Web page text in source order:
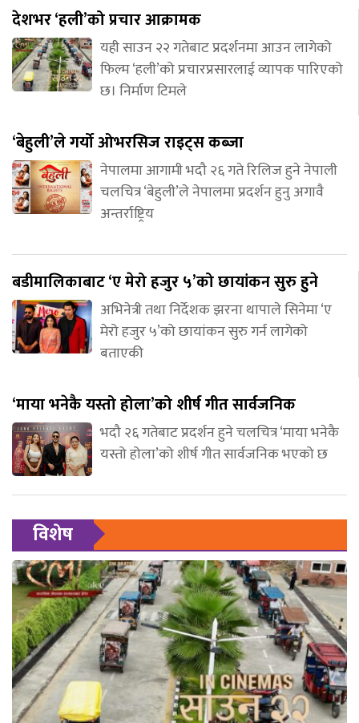
देशभर ‘हली’को प्रचार आक्रामक
यही साउन २२ गतेबाट प्रदर्शनमा आउन लागेको
फिल्म ‘हली’को प्रचारप्रसारलाई व्यापक पारिएको
छ। निर्माण टिमले
‘बेहुली’ले गर्यो ओभरसिज राइट्स कब्जा
नेपालमा आगामी भदौ २६ गते रिलिज हुने नेपाली
चलचित्र ‘बेहुली’ले नेपालमा प्रदर्शन हुनु अगावै
अन्तर्राष्ट्रिय
बडीमालिकाबाट ‘ए मेरो हजुर ५’को छायांकन सुरु हुने
अभिनेत्री तथा निर्देशक झरना थापाले सिनेमा ‘ए
मेरो हजुर ५’को छायांकन सुरु गर्न लागेको
बताएकी
‘माया भनेकै यस्तो होला’को शीर्ष गीत सार्वजनिक
भदौ २६ गतेबाट प्रदर्शन हुने चलचित्र ‘माया भनेकै
यस्तो होला’को शीर्ष गीत सार्वजनिक भएको छ
विशेष